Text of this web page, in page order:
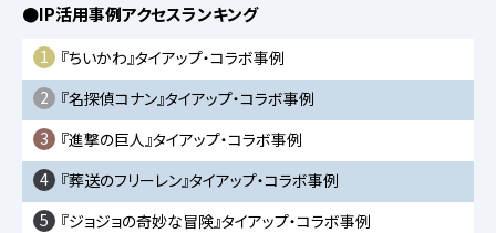
●IP活用事例アクセスランキング
1
『ちいかわ』タイアップ・コラボ事例
2
『名探偵コナン』タイアップ・コラボ事例
3
『進撃の巨人』タイアップ・コラボ事例
4 『葬送のフリーレン』タイアップ・コラボ事例
5
『ジョジョの奇妙な冒険』タイアップ・コラボ事例